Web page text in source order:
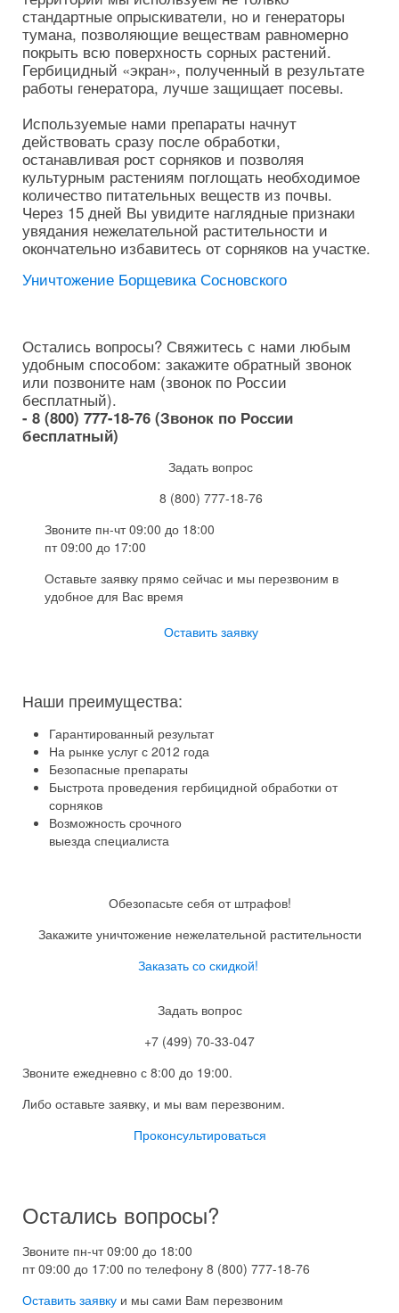
стандартные опрыскиватели, но и генераторы
тумана, позволяющие веществам равномерно
покрыть всю поверхность сорных растений.
Гербицидный «экран», полученный в результате
работы генератора, лучше защищает посевы.
Используемые нами препараты начнут
действовать сразу после обработки,
останавливая рост сорняков и позволяя
культурным растениям поглощать необходимое
количество питательных веществ из почвы.
Через 15 дней Вы увидите наглядные признаки
увядания нежелательной растительности и
окончательно избавитесь от сорняков на участке.
Уничтожение Борщевика Сосновского
Остались вопросы? Свяжитесь с нами любым
удобным способом: закажите обратный звонок
или позвоните нам (звонок по России
бесплатный).
- 8 (800) 777-18-76 (Звонок по России
бесплатный)
Задать вопрос
8 (800) 777-18-76
Звоните пн-чт 09:00 до 18:00
пт 09:00 до 17:00
Оставьте заявку прямо сейчас и мы перезвоним в
удобное для Вас время
Оставить заявку
Наши преимущества:
Гарантированный результат
На рынке услуг с 2012 года
Безопасные препараты
Быстрота проведения гербицидной обработки от
сорняков
Возможность срочного
выезда специалиста
Обезопасьте себя от штрафов!
Закажите уничтожение нежелательной растительности
Заказать со скидкой!
Задать вопрос
+7 (499) 70-33-047
Звоните ежедневно с 8:00 до 19:00.
Либо оставьте заявку, и мы вам перезвоним.
Проконсультироваться
Остались вопросы?
Звоните пн-чт 09:00 до 18:00
пт 09:00 до 17:00 по телефону 8 (800) 777-18-76
Оставить заявку и мы сами Вам перезвоним